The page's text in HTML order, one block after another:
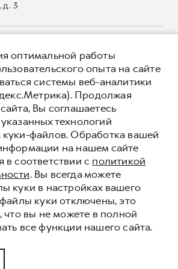
клиентов
д. 3
сайте информация, касающаяся
обслуживания, носит
и не является публичной офертой.
данном сайте, носят информационный
максимально рекомендуемыми
расчетам дистрибьютора (ООО «Грейт
получения подробной информации
ближайшему официальному дилеру ООО
либо по телефону Горячей линии 8 (800)
Опубликованная на данном сайте
изменена в любое время без
HAVAL может отсутствовать
вызова экстренных оперативных служб
Волл Мотор Рус»
Холдинг»
оптимальной работы
опыта на сайте
системы веб-аналитики
Продолжая
Вы соглашаетесь
технологий
файлов. Обработка вашей
на нашем сайте
в соответствии с политикой
. Вы всегда можете
куки в настройках вашего
куки отключены, это
что вы не можете в полной
все функции нашего сайта.